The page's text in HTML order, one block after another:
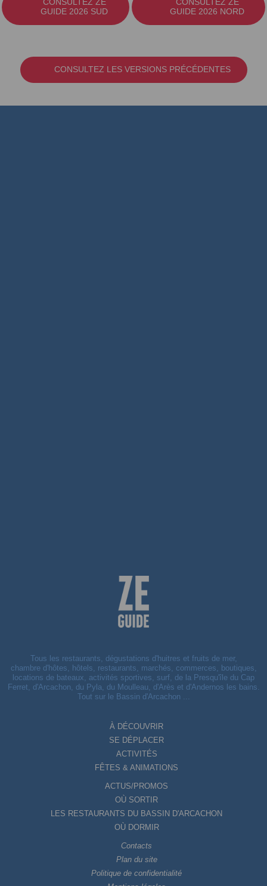
CONSULTEZ ZE
GUIDE 2026 SUD
CONSULTEZ ZE
GUIDE 2026 NORD
CONSULTEZ LES VERSIONS PRÉCÉDENTES
Tous les restaurants, dégustations d'huitres et fruits de mer,
chambre d'hôtes, hôtels, restaurants, marchés, commerces, boutiques,
locations de bateaux, activités sportives, surf, de la Presqu'île du Cap
Ferret, d'Arcachon, du Pyla, du Moulleau, d'Arès et d'Andernos les bains.
Tout sur le Bassin d'Arcachon ...
À DÉCOUVRIR
SE DÉPLACER
ACTIVITÉS
FÊTES & ANIMATIONS
ACTUS/PROMOS
OÙ SORTIR
LES RESTAURANTS DU BASSIN D'ARCACHON
OÙ DORMIR
Contacts
Plan du site
Politique de confidentialité